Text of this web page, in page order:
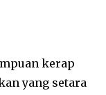
kerap
yang setara